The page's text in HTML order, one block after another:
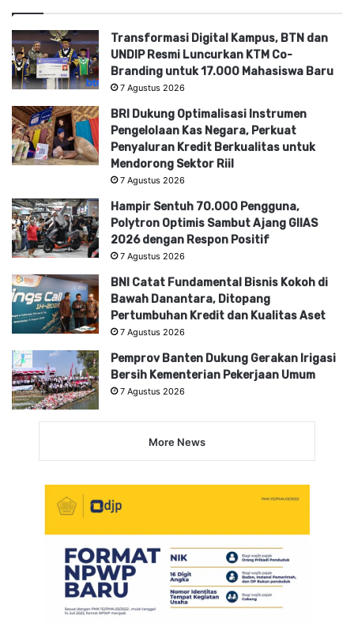
Transformasi Digital Kampus, BTN dan
UNDIP Resmi Luncurkan KTM Co-
Branding untuk 17.000 Mahasiswa Baru
7 Agustus 2026
BRI Dukung Optimalisasi Instrumen
Pengelolaan Kas Negara, Perkuat
Penyaluran Kredit Berkualitas untuk
Mendorong Sektor Riil
7 Agustus 2026
Hampir Sentuh 70.000 Pengguna,
Polytron Optimis Sambut Ajang GIIAS
2026 dengan Respon Positif
7 Agustus 2026
BNI Catat Fundamental Bisnis Kokoh di
Bawah Danantara, Ditopang
Pertumbuhan Kredit dan Kualitas Aset
7 Agustus 2026
Pemprov Banten Dukung Gerakan Irigasi
Bersih Kementerian Pekerjaan Umum
7 Agustus 2026
More News